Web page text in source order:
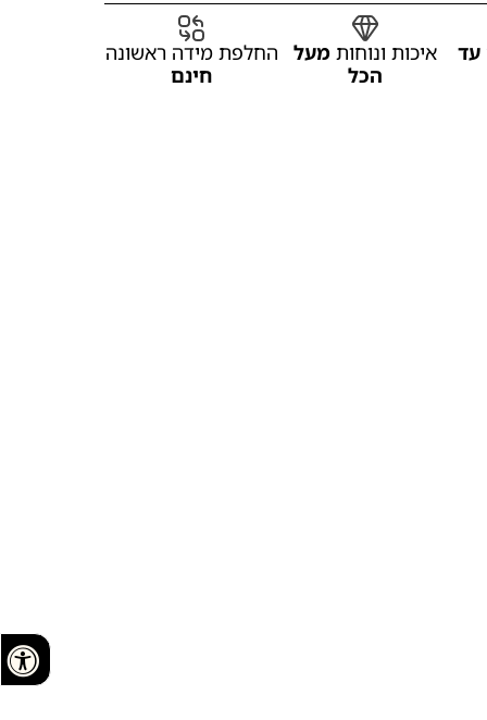
עד איכות ונוחות מעל
הכל
החלפת מידה ראשונה
חינם